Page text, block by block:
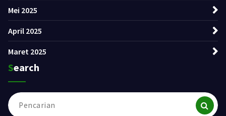
Mei 2025
April 2025
Maret 2025
Search
Pencarian
untuk: